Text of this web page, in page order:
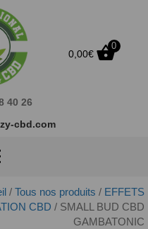
0,00€
0
40 26
cbd.com
/ Tous nos produits / EFFETS
CBD / SMALL BUD CBD
GAMBATONIC